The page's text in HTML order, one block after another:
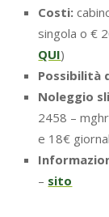
Costi:
singola o €
QUI)
Possibilità
Noleggio
2458 –
e 18€
– sito